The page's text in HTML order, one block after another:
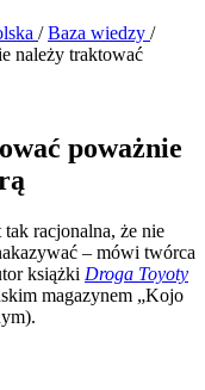
/Baza wiedzy /
należy traktować
poważnie
racjonalna, że nie
– mówi twórca
książki Droga Toyoty
magazynem „Kojo